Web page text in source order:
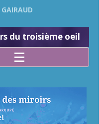
du troisième oeil